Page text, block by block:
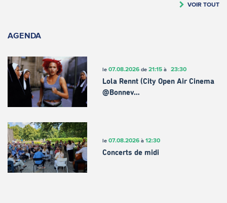
VOIR TOUT
AGENDA
le 07.08.2026de 21:15à 23:30
Lola Rennt (City Open Air Cinema
@Bonnev…
le 07.08.2026à 12:30
Concerts de midi